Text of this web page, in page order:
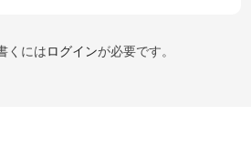
くにはログインが必要です。